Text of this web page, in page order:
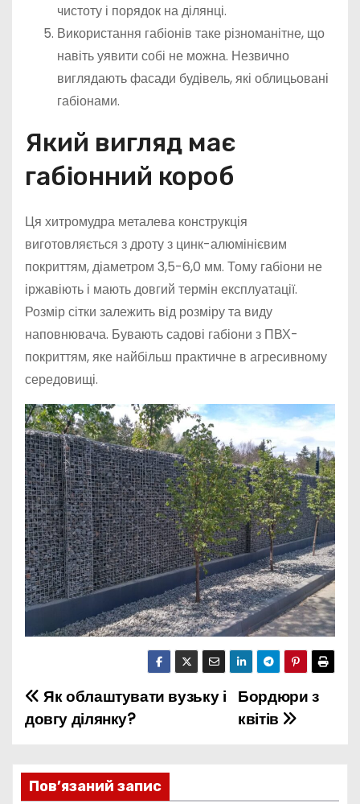
чистоту і порядок на ділянці.
Використання габіонів таке різноманітне, що
навіть уявити собі не можна. Незвично
виглядають фасади будівель, які облицьовані
габіонами.
Який вигляд має
габіонний короб
Ця хитромудра металева конструкція
виготовляється з дроту з цинк-алюмінієвим
покриттям, діаметром 3,5-6,0 мм. Тому габіони не
іржавіють і мають довгий термін експлуатації.
Розмір сітки залежить від розміру та виду
наповнювача. Бувають садові габіони з ПВХ-
покриттям, яке найбільш практичне в агресивному
середовищі.
Н
а
в
Бордюри з
квітів
Як облаштувати вузьку і
довгу ділянку?
Пов’язаний запис